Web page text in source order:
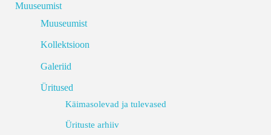
Muuseumist
Muuseumist
Kollektsioon
Galeriid
Üritused
Käimasolevad ja tulevased
Ürituste arhiiv